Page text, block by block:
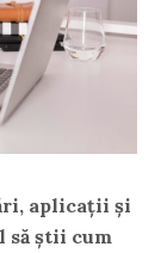
aplicații și
să știi cum